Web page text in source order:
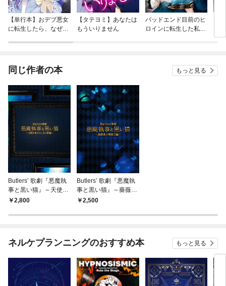
【単行本】おデブ悪女
に転生したら、なぜか
【タテヨミ】あなたは
もういりません
バッドエンド目前のヒ
ロインに転生した私、
同じ作者の本 もっと見る
Butlers’ 歌劇『悪魔執
事と黒い猫』～天使が
来たりし古の塔編～ 公
版】
2,800
Butlers’ 歌劇『悪魔執
事と黒い猫』～薔薇薫
る舞踏会編～ 公演パン
2,500
ネルケプランニングのおすすめ本 もっと見る